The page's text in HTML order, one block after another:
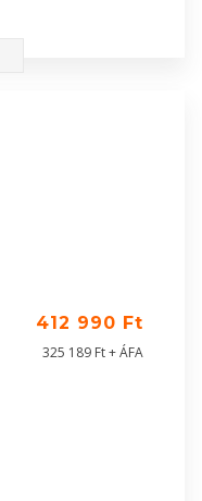
412 990 Ft
325 189 Ft + ÁFA